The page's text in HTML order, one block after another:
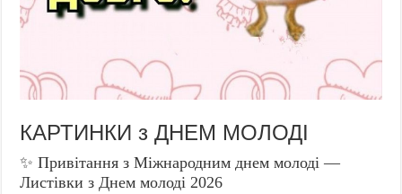
КАРТИНКИ з ДНЕМ МОЛОДІ
✨ Привітання з Міжнародним днем молоді —
Листівки з Днем молоді 2026